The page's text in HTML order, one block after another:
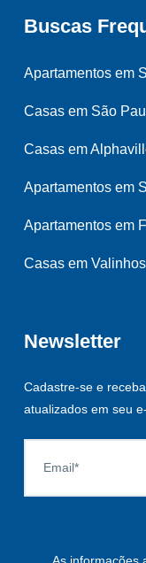
Buscas
Apartamentos em
Casas em São
Casas em
Apartamentos em
Apartamentos em
Casas em Valinhos
Newsletter
Cadastre-se e
atualizados em seu